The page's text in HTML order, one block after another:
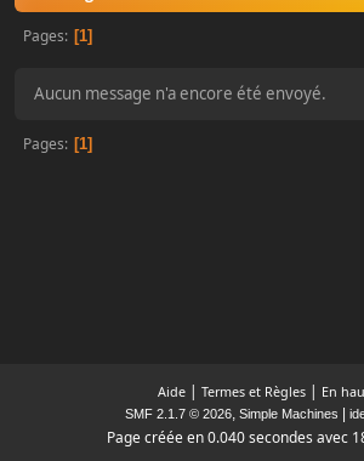
Pages 1
Aucun message n'a encore été envoyé.
Pages 1
Aide| Termes et Règles| En
SMF 2.1.7 © 2026, Simple Machines
Page créée en 0.040 secondes avec